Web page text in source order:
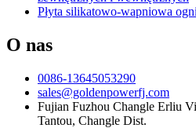
Płyta silikatowo-wapniowa
O nas
0086-13645053290
sales@goldenpowerfj.com
Fujian Fuzhou Changle Erliu
Tantou, Changle Dist.